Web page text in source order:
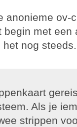
anonieme ov-
met
nog steeds.
Als je
strippen